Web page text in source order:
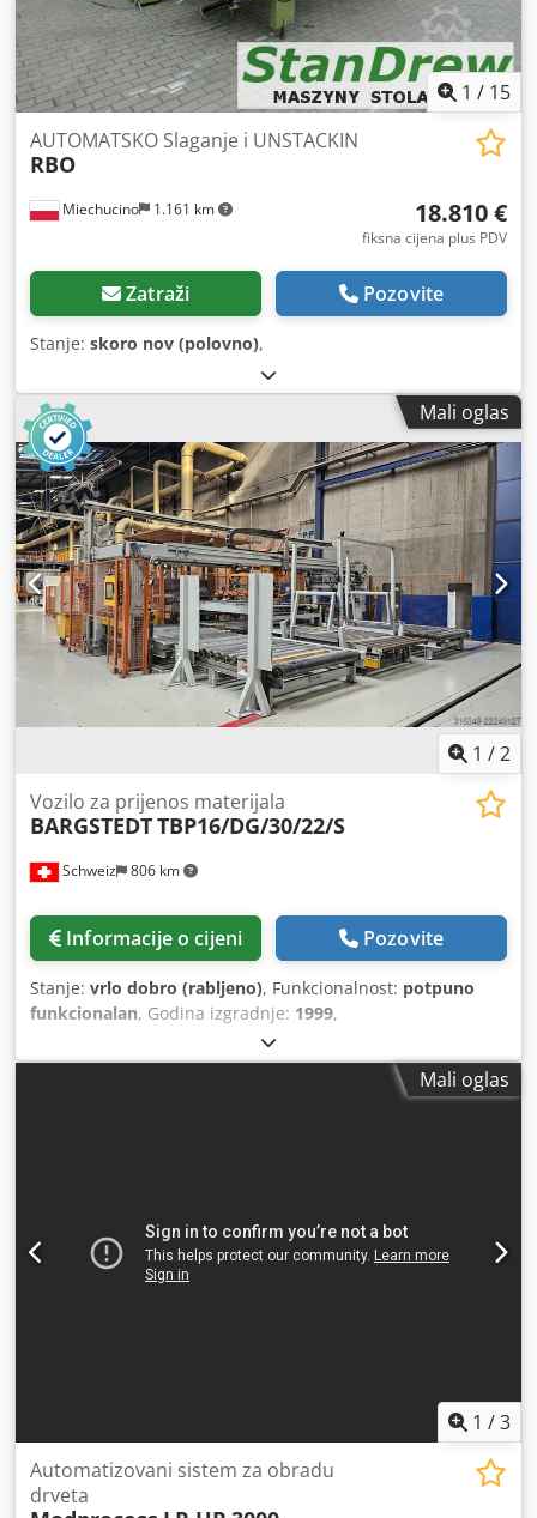
1 / 15
Miechucino 1.161 km
AUTOMATSKO Slaganje i UNSTACKIN
RBO
18.810 €
fiksna cijena plus PDV
Zatraži Pozovite
Stanje: skoro nov (polovno),
Mali oglas
1 /2
Schweiz 806 km
Vozilo za prijenos materijala
BARGSTEDTTBP16/DG/30/22/S
Informacije o cijeni Pozovite
Stanje: vrlo dobro (rabljeno), Funkcionalnost: potpuno
funkcionalan, Godina izgradnje: 1999,
Mali oglas
1 /3
Automatizovani sistem za obradu
drveta